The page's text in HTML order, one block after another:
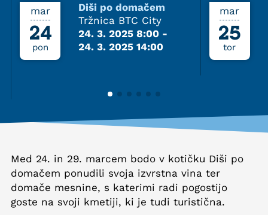
mar
24
pon
Diši po domačem
Tržnica BTC City
24. 3. 2025 8:00 -
24. 3. 2025 14:00
mar
25
tor
Med 24. in 29. marcem bodo v kotičku Diši po
domačem ponudili svoja izvrstna vina ter
domače mesnine, s katerimi radi pogostijo
goste na svoji kmetiji, ki je tudi turistična.